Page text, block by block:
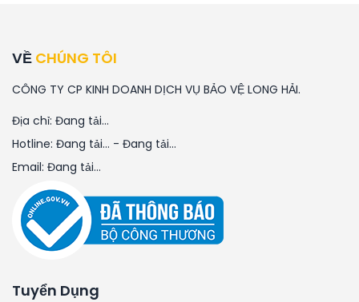
VỀ CHÚNG TÔI
CÔNG TY CP KINH DOANH DỊCH VỤ BẢO VỆ LONG HẢI.
Địa chỉ: Đang tải...
Hotline: Đang tải... - Đang tải...
Email: Đang tải...
Tuyển Dụng